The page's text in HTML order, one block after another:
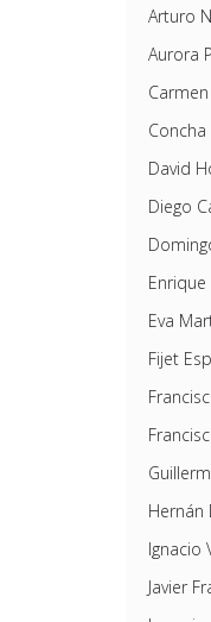
Arturo
Aurora
David
Diego
Enrique
Eva
Fijet
Hernán
Ignacio
Javier